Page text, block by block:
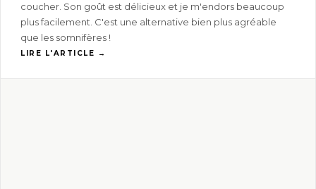
coucher. Son goût est délicieux et je m'endors beaucoup
plus facilement. C'est une alternative bien plus agréable
que les somnifères !
LIRE L'ARTICLE →